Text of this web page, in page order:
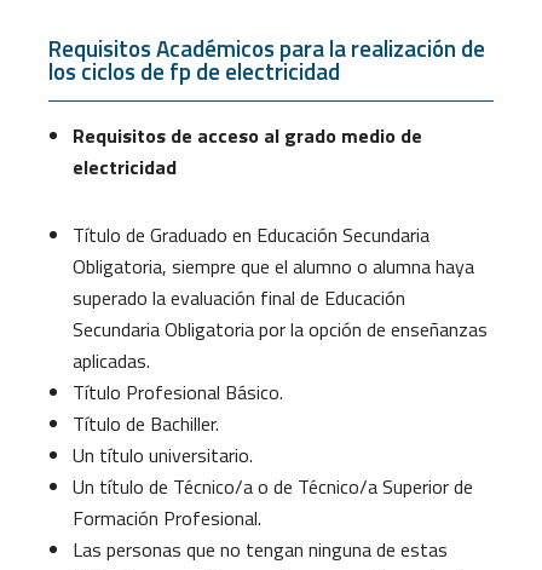
Requisitos Académicos para la realización de
los ciclos de fp de electricidad
Requisitos de acceso al grado medio de
electricidad
Título de Graduado en Educación Secundaria
Obligatoria, siempre que el alumno o alumna haya
superado la evaluación final de Educación
Secundaria Obligatoria por la opción de enseñanzas
aplicadas.
Título Profesional Básico.
Título de Bachiller.
Un título universitario.
Un título de Técnico/a o de Técnico/a Superior de
Formación Profesional.
Las personas que no tengan ninguna de estas